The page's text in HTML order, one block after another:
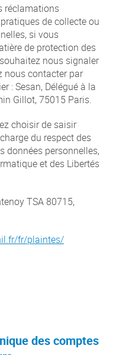
réclamations
de collecte ou
si vous
de protection des
nous signaler
nous contacter par
: Sesan, Délégué à la
Gillot, 75015 Paris.
choisir de saisir
du respect des
données personnelles,
et des Libertés
TSA 80715,
fr/plaintes/
des comptes